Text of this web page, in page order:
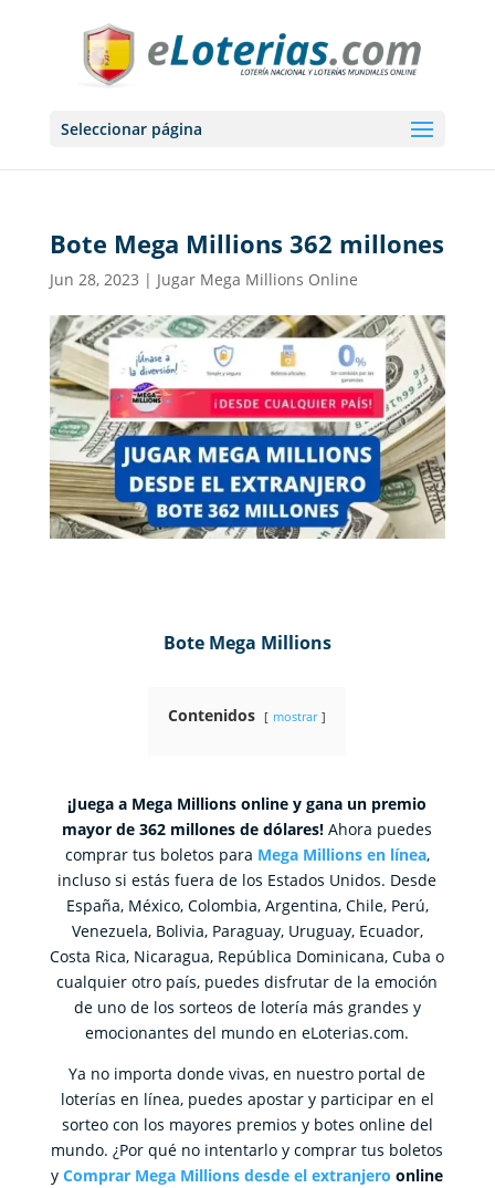
Seleccionar página
Bote Mega Millions 362 millones
Jun 28, 2023 | Jugar Mega Millions Online
Bote Mega Millions
Contenidos mostrar
¡Juega a Mega Millions online y gana un premio
mayor de 362 millones de dólares! Ahora puedes
comprar tus boletos para Mega Millions en línea,
incluso si estás fuera de los Estados Unidos. Desde
España, México, Colombia, Argentina, Chile, Perú,
Venezuela, Bolivia, Paraguay, Uruguay, Ecuador,
Costa Rica, Nicaragua, República Dominicana, Cuba o
cualquier otro país, puedes disfrutar de la emoción
de uno de los sorteos de lotería más grandes y
emocionantes del mundo en eLoterias.com.
Ya no importa donde vivas, en nuestro portal de
loterías en línea, puedes apostar y participar en el
sorteo con los mayores premios y botes online del
mundo. ¿Por qué no intentarlo y comprar tus boletos
yComprar Mega Millions desde el extranjero online